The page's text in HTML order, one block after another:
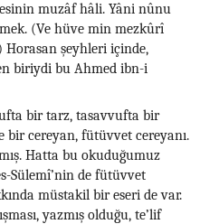
muzâf hâli. Yâni nûnu
(Ve hüve min mezkûrî
şeyhleri içinde,
biriydi bu Ahmed ibn-i
bir tarz, tasavvufta bir
cereyan, fütüvvet cereyanı.
Hatta bu okuduğumuz
Sülemî’nin de fütüvvet
müstakil bir eseri de var.
yazmış olduğu, te’lif